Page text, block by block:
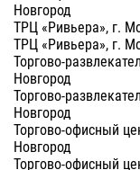
Новгород
ТРЦ «Ривьера», г.
ТРЦ «Ривьера», г.
Торгово-
Новгород
Торгово-
Новгород
Торгово-офисный
Новгород
Торгово-офисный